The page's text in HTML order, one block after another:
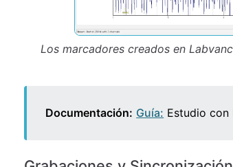
Los marcadores creados en
Documentación: Guía: Estudio con